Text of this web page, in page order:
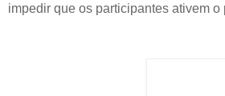
impedir que os participantes ativem o